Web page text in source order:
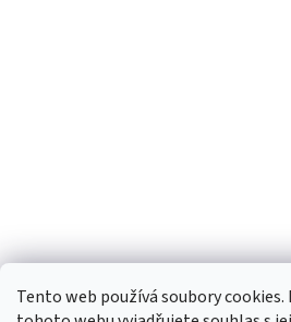
Tento web používá soubory
Sledovat na Instagramu